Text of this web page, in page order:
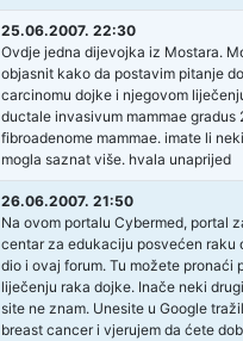
25.06.2007. 22:30
Ovdje jedna dijevojka iz Mostara.
objasnit kako da postavim pitanje
carcinomu dojke i njegovom
ductale invasivum mammae gradus
fibroadenome mammae. imate li
mogla saznat više. hvala unaprijed
26.06.2007. 21:50
Na ovom portalu Cybermed, portal
centar za edukaciju posvećen raku
dio i ovaj forum. Tu možete pronaći
liječenju raka dojke. Inače neki
site ne znam. Unesite u Google
breast cancer i vjerujem da ćete